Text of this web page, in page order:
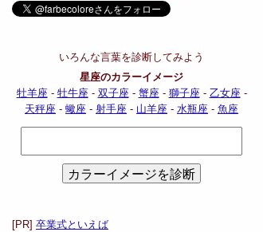
いろんな言葉を診断してみよう
星座のカラーイメージ
牡羊座- 牡牛座- 双子座- 蟹座- 獅子座- 乙女座-
天秤座 - 蠍座 - 射手座 - 山羊座 - 水瓶座 - 魚座
[PR] 卒業式といえば